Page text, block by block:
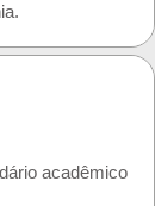
acadêmico